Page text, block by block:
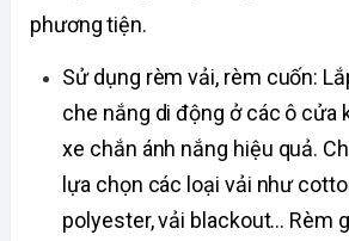
phương tiện.
Sử dụng rèm vải, rèm cuốn:
che nắng di động ở các ô cửa
xe chắn ánh nắng hiệu quả.
lựa chọn các loại vải như
polyester, vải blackout… Rèm